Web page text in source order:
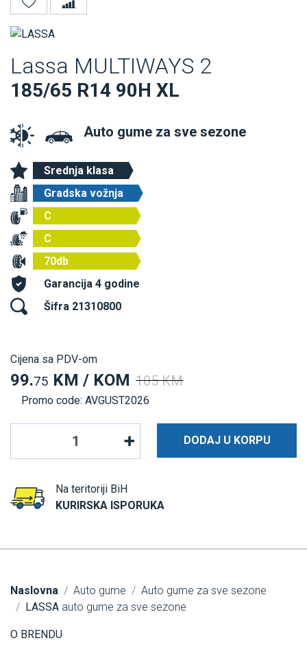
Lassa MULTIWAYS 2
185/65 R14 90H XL
Auto gume za sve sezone
Srednja klasa
Gradska vožnja
C
C
70db
Garancija 4 godine
Šifra 21310800
Cijena sa PDV-om
99.75 KM / KOM 105 KM
Promo code: AVGUST2026
DODAJ U KORPU
Na teritoriji BiH
KURIRSKA ISPORUKA
Naslovna Auto gume
Auto gume za sve sezone
LASSA auto gume za sve sezone
O BRENDU